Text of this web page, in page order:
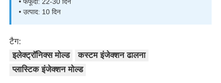
उच्च तापमान इंजेक्शन मोल्डिंग
घरेलू उपकरण मोल्ड
• उत्पाद: 10 दिन
टैग:
इलेक्ट्रॉनिक्स मोल्ड
कस्टम इंजेक्शन ढालना
प्लास्टिक इंजेक्शन मोल्ड